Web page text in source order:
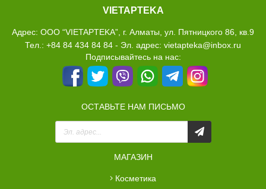
VIETAPTEKA
Адрес: ООО “VIETAPTEKA”, г. Алматы, ул. Пятницкого 86, кв.9
Тел.: +84 84 434 84 84 - Эл. адрес: vietapteka@inbox.ru
Подписывайтесь на нас:
ОСТАВЬТЕ НАМ ПИСЬМО
МАГАЗИН
косметика